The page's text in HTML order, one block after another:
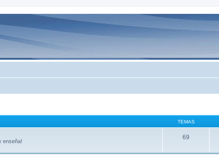
TEMAS
enseña!
69